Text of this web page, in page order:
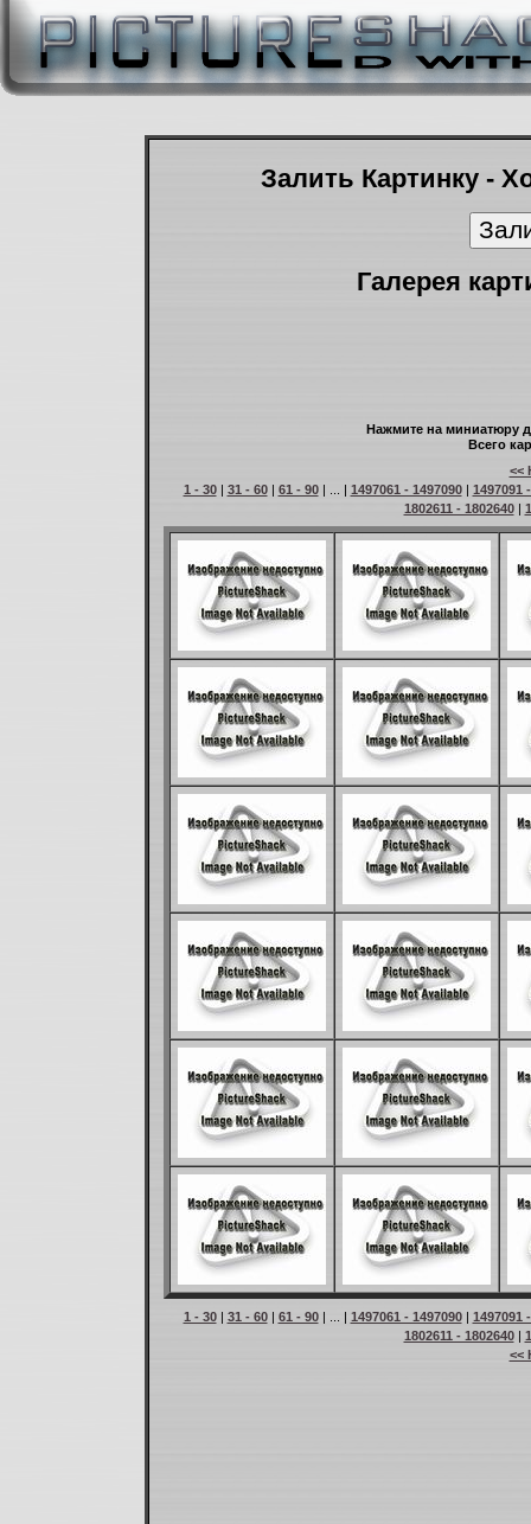
Залить Картинку -
Галерея
Нажмите на миниатюру
Всего
<<
1 - 30| 31 - 60| 61 - 90| ... | 1497061 - 1497090| 1497091
1802611 - 1802640|
1 - 30| 31 - 60| 61 - 90| ... | 1497061 - 1497090| 1497091
1802611 - 1802640|
<<